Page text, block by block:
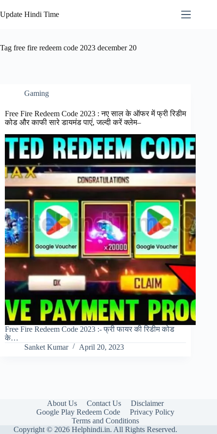
to
content
Update Hindi Time
Tag free fire redeem code 2023 december 20
Gaming
Free Fire Redeem Code 2023 : नए साल के ऑफर में फ्री रिडीम
कोड और काफी सारे डायमंड पाएं, जल्दी करें क्लेम–
Free Fire Redeem Code 2023 :- फ्री फायर की रिडीम कोड
के…
Sanket Kumar
April 20, 2023
About Us Contact Us
Disclaimer
Google Play Redeem Code
Privacy Policy
Terms and Conditions
Copyright © 2026 Helphindi.in. All Rights Reserved.